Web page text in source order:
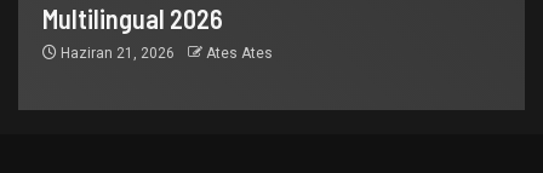
Multilingual 2026
Haziran 21, 2026 Ates Ates